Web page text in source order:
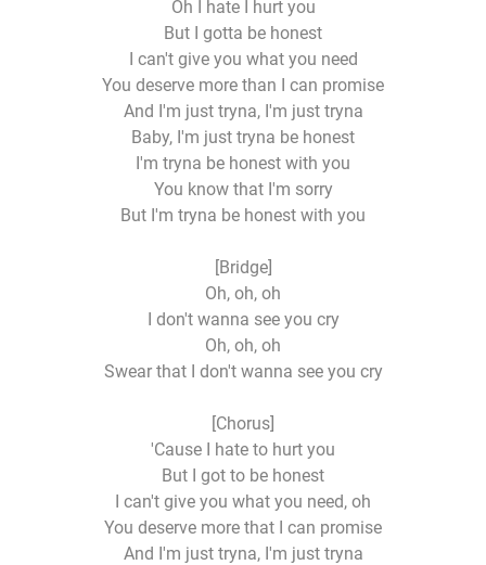
Oh I hate I hurt you
But I gotta be honest
I can't give you what you need
You deserve more than I can promise
And I'm just tryna, I'm just tryna
Baby, I'm just tryna be honest
I'm tryna be honest with you
You know that I'm sorry
But I'm tryna be honest with you
[Bridge]
Oh, oh, oh
I don't wanna see you cry
Oh, oh, oh
Swear that I don't wanna see you cry
[Chorus]
'Cause I hate to hurt you
But I got to be honest
I can't give you what you need, oh
You deserve more that I can promise
And I'm just tryna, I'm just tryna